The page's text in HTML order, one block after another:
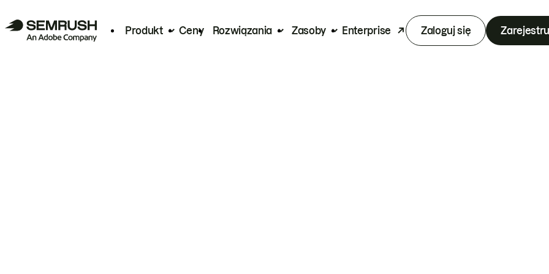
Produkt Ceny Rozwiązania Zasoby Enterprise Zaloguj się